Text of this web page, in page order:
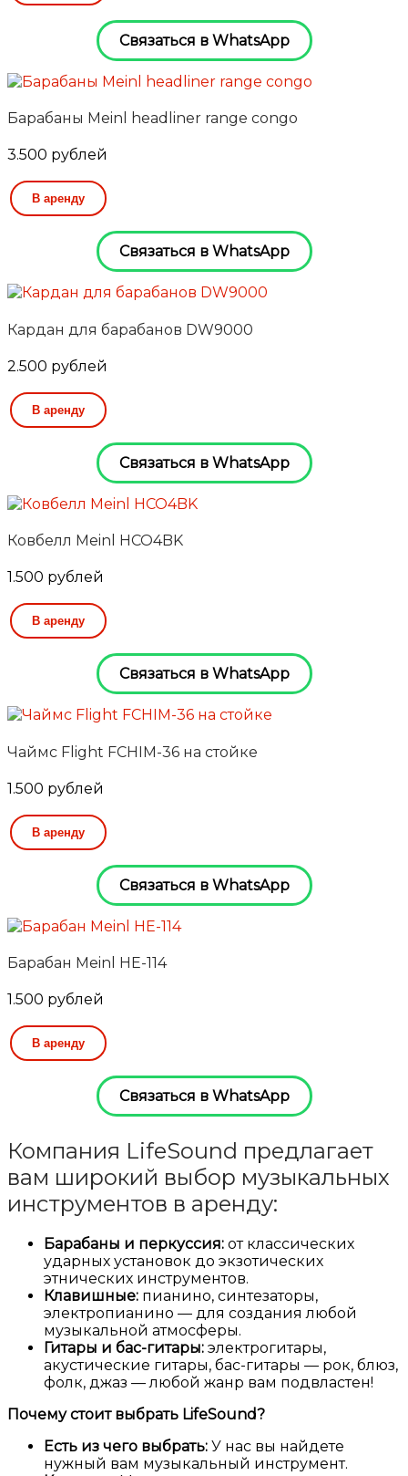
Связаться в WhatsApp
Барабаны Meinl headliner range congo
3.500 рублей
В аренду
Связаться в WhatsApp
Кардан для барабанов DW9000
2.500 рублей
В аренду
Связаться в WhatsApp
Ковбелл Meinl HCO4BK
1.500 рублей
В аренду
Связаться в WhatsApp
Чаймс Flight FCHIM-36 на стойке
1.500 рублей
В аренду
Связаться в WhatsApp
Барабан Meinl HE-114
1.500 рублей
В аренду
Связаться в WhatsApp
Компания LifeSound предлагает
вам широкий выбор музыкальных
инструментов в аренду:
Барабаны и перкуссия: от классических
ударных установок до экзотических
этнических инструментов.
Клавишные: пианино, синтезаторы,
электропианино — для создания любой
музыкальной атмосферы.
Гитары и бас-гитары: электрогитары,
акустические гитары, бас-гитары — рок, блюз,
фолк, джаз — любой жанр вам подвластен!
Почему стоит выбрать LifeSound?
Есть из чего выбрать: У нас вы найдете
нужный вам музыкальный инструмент.